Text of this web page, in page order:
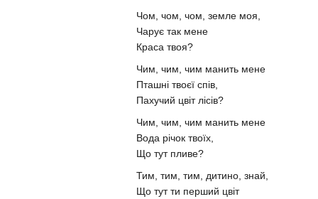
Чом, чом, чом, земле моя,
Чарує так мене
Краса твоя?
Чим, чим, чим манить мене
Пташні твоєї спів,
Пахучий цвіт лісів?
Чим, чим, чим манить мене
Вода річок твоїх,
Що тут пливе?
Тим, тим, тим, дитино, знай,
Що тут ти перший цвіт